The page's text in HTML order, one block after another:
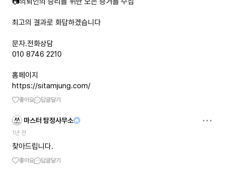
최고의 결과로 화답하겠습니다
문자.전화상담
010 8746 2210
https://sitamjung.com/
좋아요 답글달기
마스터 탐정사무소
1년 전
찾아드립니다.
좋아요 답글달기